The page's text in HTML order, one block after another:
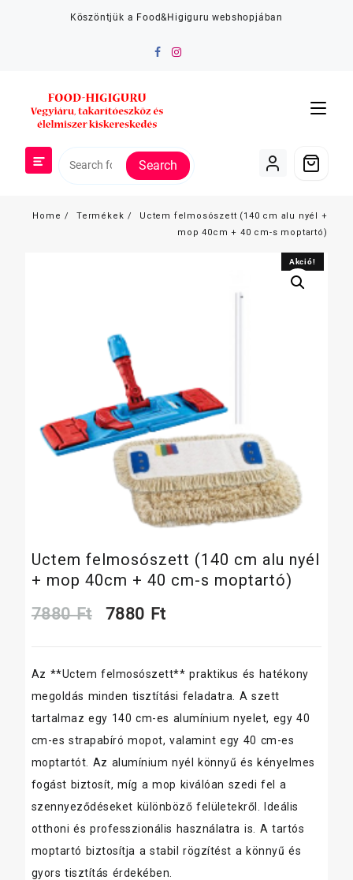
Köszöntjük a Food&Higiguru webshopjában
Search
Home Termékek
Uctem felmosószett (140 cm alu nyél +
mop 40cm + 40 cm-s moptartó)
Akció!
Uctem felmosószett (140 cm alu nyél
+ mop 40cm + 40 cm-s moptartó)
7880Ft
Original
was:
7880 Ft.
7880 FtCurrent
is:
7880 Ft.
Az **Uctem felmosószett** praktikus és hatékony
megoldás minden tisztítási feladatra. A szett
tartalmaz egy 140 cm-es alumínium nyelet, egy 40
cm-es strapabíró mopot, valamint egy 40 cm-es
moptartót. Az alumínium nyél könnyű és kényelmes
fogást biztosít, míg a mop kiválóan szedi fel a
szennyeződéseket különböző felületekről. Ideális
otthoni és professzionális használatra is. A tartós
moptartó biztosítja a stabil rögzítést a könnyű és
gyors tisztítás érdekében.
Akció!